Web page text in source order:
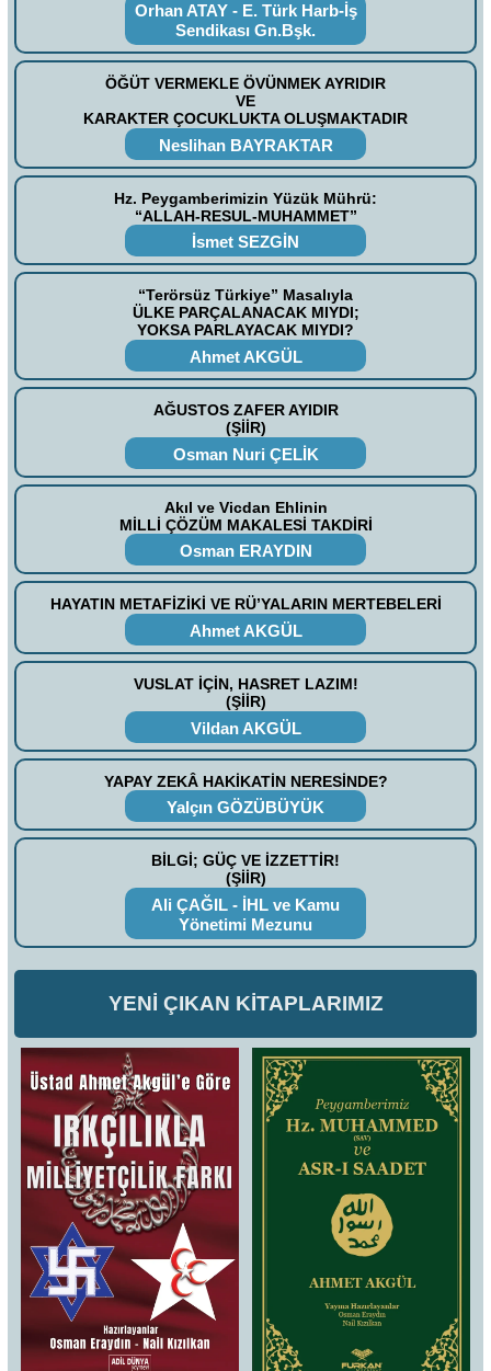
Orhan ATAY - E. Türk Harb-İş
Sendikası Gn.Bşk.
ÖĞÜT VERMEKLE ÖVÜNMEK AYRIDIR
VE
KARAKTER ÇOCUKLUKTA OLUŞMAKTADIR
Neslihan BAYRAKTAR
Hz. Peygamberimizin Yüzük Mührü:
“ALLAH-RESUL-MUHAMMET”
İsmet SEZGİN
“Terörsüz Türkiye” Masalıyla
ÜLKE PARÇALANACAK MIYDI;
YOKSA PARLAYACAK MIYDI?
Ahmet AKGÜL
AĞUSTOS ZAFER AYIDIR
(ŞİİR)
Osman Nuri ÇELİK
Akıl ve Vicdan Ehlinin
MİLLİ ÇÖZÜM MAKALESİ TAKDİRİ
Osman ERAYDIN
HAYATIN METAFİZİKİ VE RÜ’YALARIN MERTEBELERİ
Ahmet AKGÜL
VUSLAT İÇİN, HASRET LAZIM!
(ŞİİR)
Vildan AKGÜL
YAPAY ZEKÂ HAKİKATİN NERESİNDE?
Yalçın GÖZÜBÜYÜK
BİLGİ; GÜÇ VE İZZETTİR!
(ŞİİR)
Ali ÇAĞIL - İHL ve Kamu
Yönetimi Mezunu
YENİ ÇIKAN KİTAPLARIMIZ